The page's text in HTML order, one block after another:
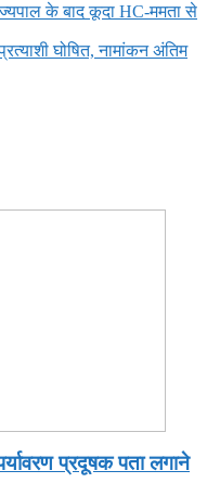
के बाद कूदा HC-ममता से
घोषित, नामांकन अंतिम
प्रदूषक पता लगाने